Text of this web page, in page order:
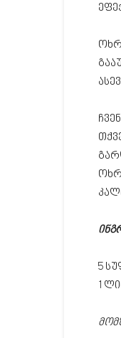
5
1